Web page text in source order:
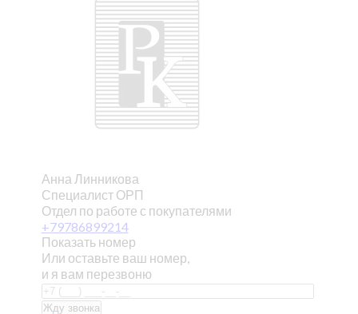
Анна Линникова
Специалист ОРП
Отдел по работе с покупателями
+79786899214
Показать номер
Или оставьте ваш номер,
и я вам перезвоню